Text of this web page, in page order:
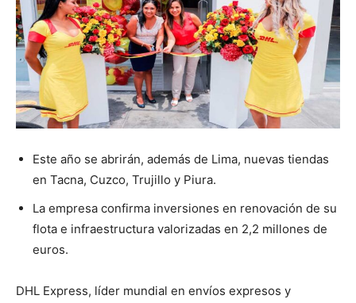
Este año se abrirán, además de Lima, nuevas tiendas
en Tacna, Cuzco, Trujillo y Piura.
La empresa confirma inversiones en renovación de su
flota e infraestructura valorizadas en 2,2 millones de
euros.
DHL Express, líder mundial en envíos expresos y